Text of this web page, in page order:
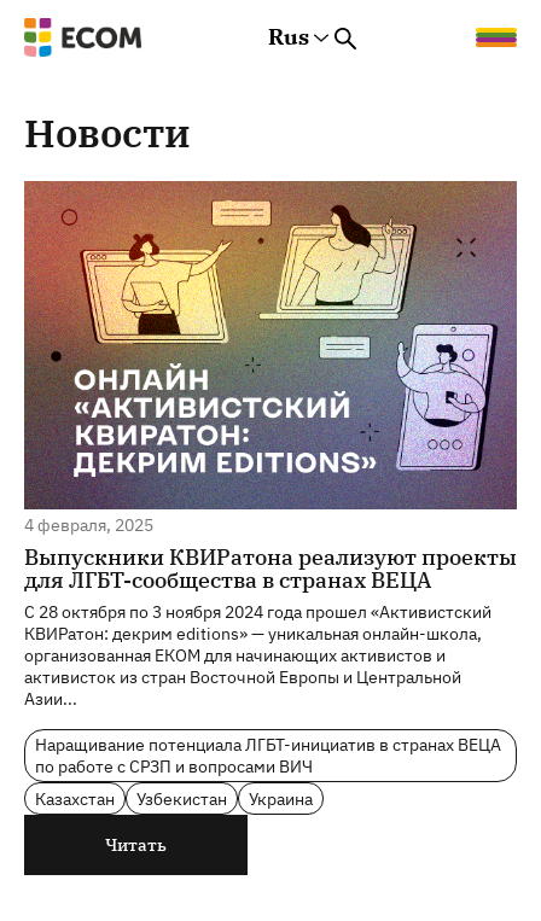
Rus
Новости
4 февраля, 2025
Выпускники КВИРатона реализуют проекты
для ЛГБТ-сообщества в странах ВЕЦА
С 28 октября по 3 ноября 2024 года прошел «Активистский
КВИРатон: декрим editions» — уникальная онлайн-школа,
организованная ЕКОМ для начинающих активистов и
активисток из стран Восточной Европы и Центральной
Азии...
Наращивание потенциала ЛГБТ-инициатив в странах ВЕЦА
по работе с СРЗП и вопросами ВИЧ
Казахстан
Узбекистан Украина
Читать